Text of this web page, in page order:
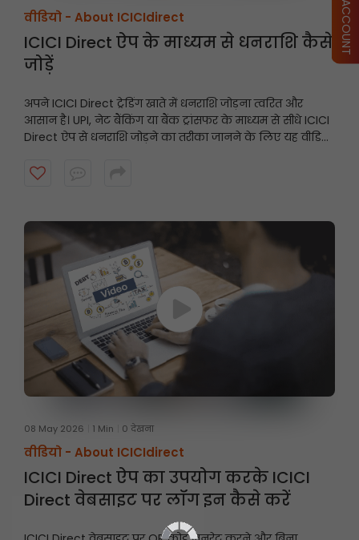
वीडियो - About ICICIdirect
ICICI Direct ऐप के माध्यम से धनराशि कैसे
जोड़ें
अपने ICICI Direct ट्रेडिंग खाते में धनराशि जोड़ना त्वरित और
आसान है। UPI, नेट बैंकिंग या बैंक ट्रांसफर के माध्यम से सीधे ICICI
Direct ऐप से धनराशि जोड़ने का तरीका जानने के लिए यह वीडियो
08 May 2026 1 Min 0 देखना
वीडियो - About ICICIdirect
ICICI Direct ऐप का उपयोग करके ICICI
Direct वेबसाइट पर लॉग इन कैसे करें